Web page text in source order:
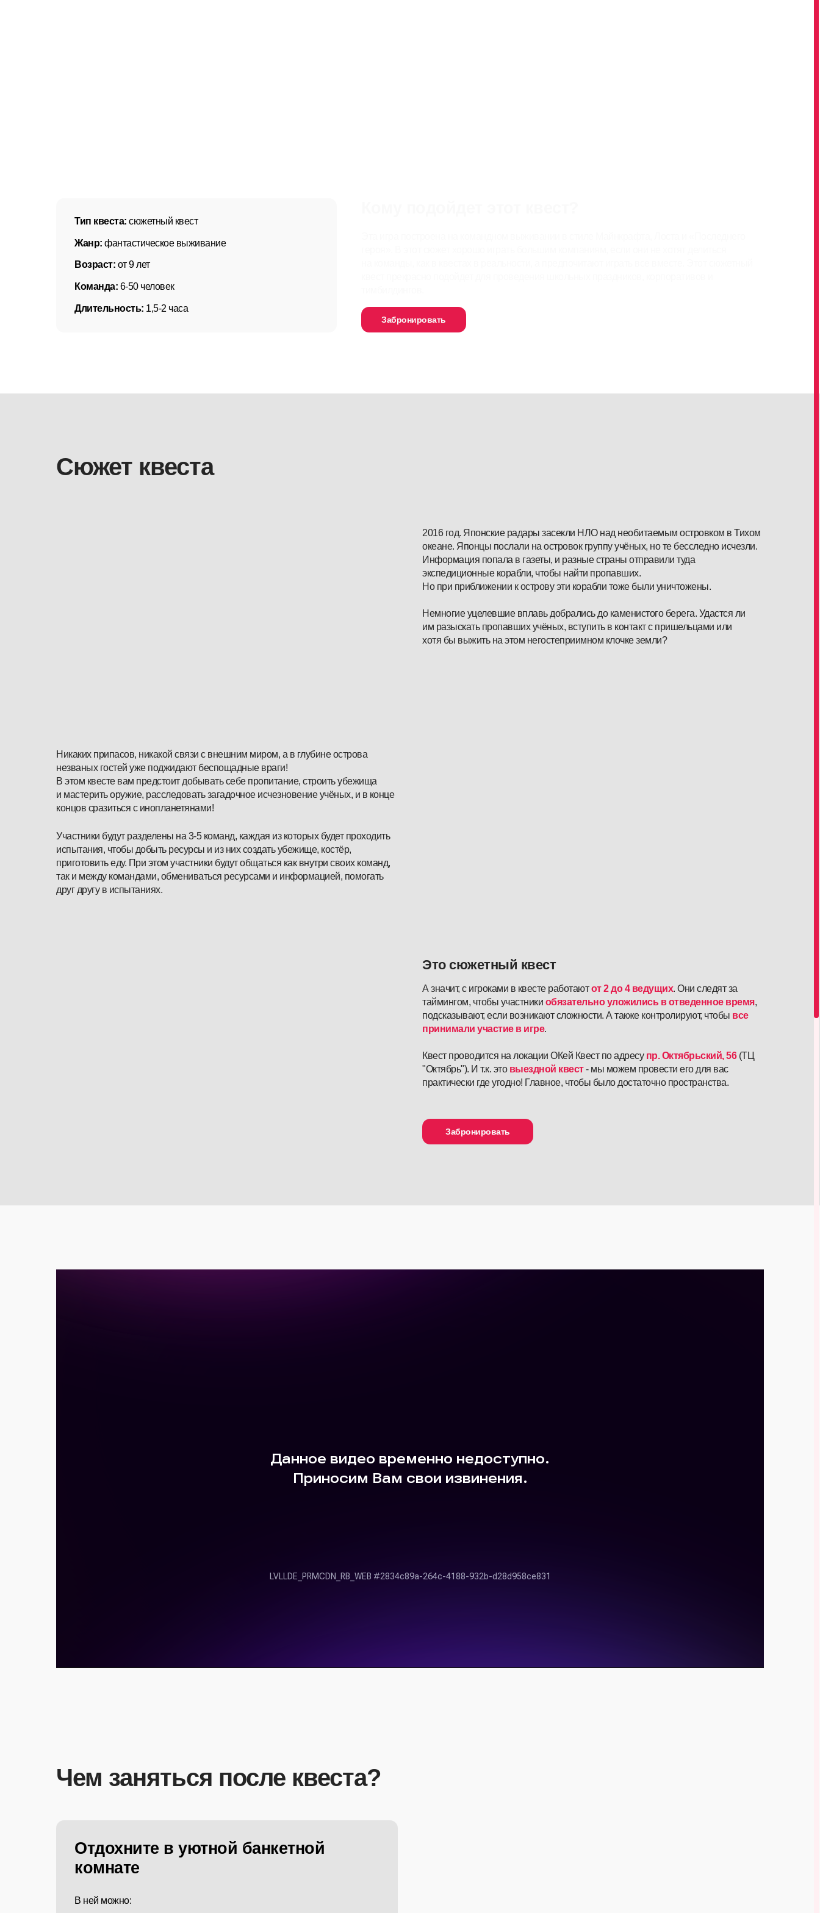
Забронировать
Длительность: 1,5-2 часа
Команда: 6-50 человек
Возраст: от 9 лет
Жанр: фантастическое выживание
Тип квеста: сюжетный квест
Забронировать
Участники будут разделены на 3-5 команд, каждая из которых будет проходить
испытания, чтобы добыть ресурсы и из них создать убежище, костёр,
приготовить еду. При этом участники будут общаться как внутри своих команд,
так и между командами, обмениваться ресурсами и информацией, помогать
друг другу в испытаниях.
Сюжет квеста
А значит, с игроками в квесте работаютот 2 до 4 ведущих. Они следят за
таймингом, чтобы участники обязательно уложились в отведенное время,
подсказывают, если возникают сложности. А также контролируют, чтобы все
принимали участие в игре.
Квест проводится на локации ОКей Квест по адресу пр. Октябрьский, 56 (ТЦ
"Октябрь"). И т.к. это выездной квест - мы можем провести его для вас
практически где угодно! Главное, чтобы было достаточно пространства.
Никаких припасов, никакой связи с внешним миром, а в глубине острова
незваных гостей уже поджидают беспощадные враги!
В этом квесте вам предстоит добывать себе пропитание, строить убежища
и мастерить оружие, расследовать загадочное исчезновение учёных, и в конце
концов сразиться с инопланетянами!
Это сюжетный квест
2016 год. Японские радары засекли НЛО над необитаемым островком в Тихом
океане. Японцы послали на островок группу учёных, но те бесследно исчезли.
Информация попала в газеты, и разные страны отправили туда
экспедиционные корабли, чтобы найти пропавших.
Но при приближении к острову эти корабли тоже были уничтожены.
Немногие уцелевшие вплавь добрались до каменистого берега. Удастся ли
им разыскать пропавших учёных, вступить в контакт с пришельцами или
хотя бы выжить на этом негостеприимном клочке земли?
В ней можно:
Отдохните в уютной банкетной
комнате
Чем заняться после квеста?